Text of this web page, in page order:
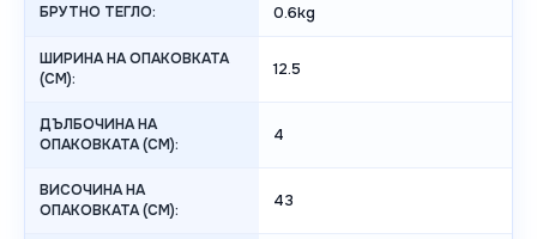
БРУТНО ТЕГЛО: 0.6kg
ШИРИНА НА ОПАКОВКАТА
(CM):
12.5
ДЪЛБОЧИНА НА
ОПАКОВКАТА (CM):
4
ВИСОЧИНА НА
ОПАКОВКАТА (СМ):
43